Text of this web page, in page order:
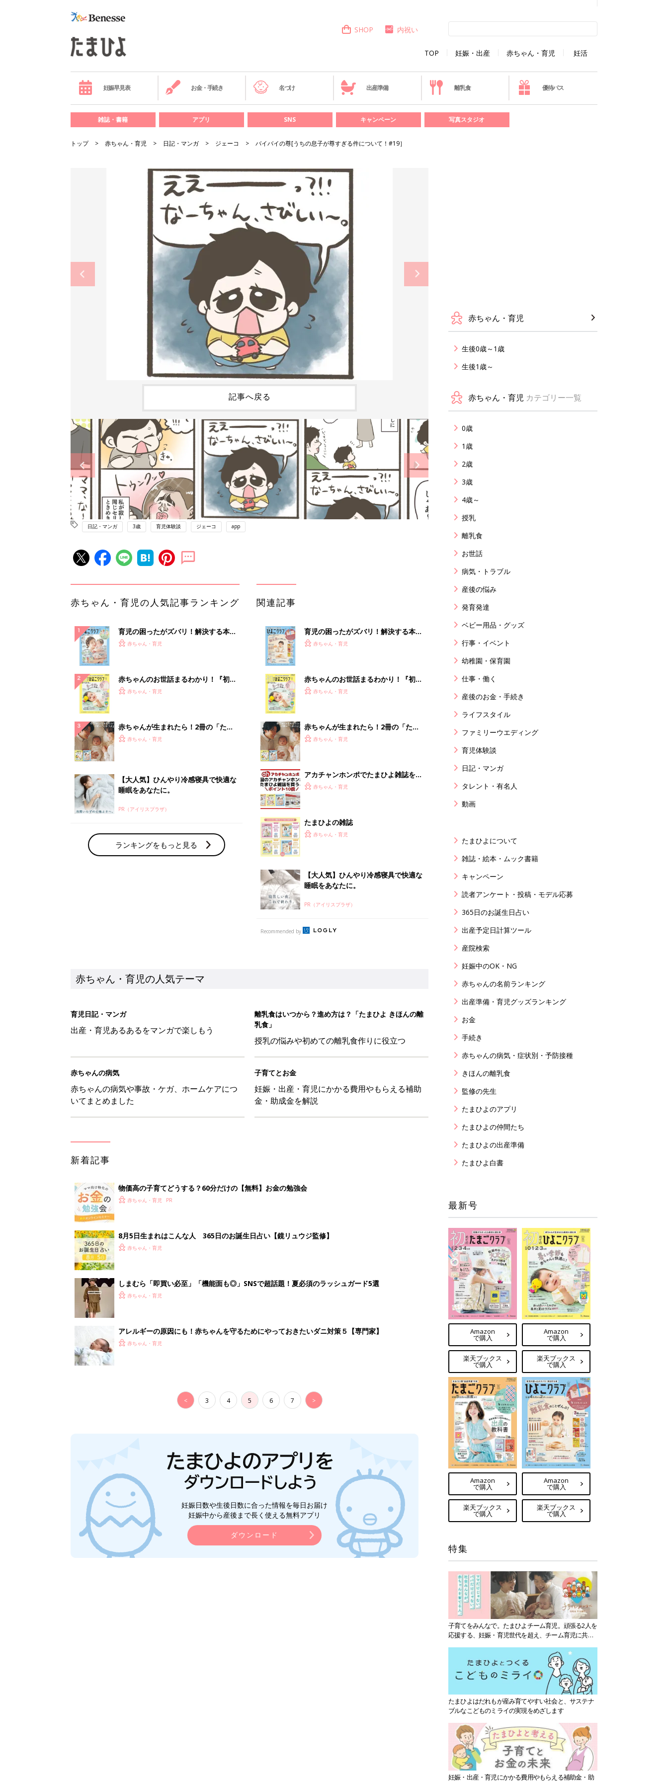
TOP 妊娠・出産 赤ちゃん・育児 妊活
SHOP 内祝い
妊娠早見表 お金・手続き 名づけ 出産準備 離乳食 優待パス
雑誌・書籍 アプリ SNS キャンペーン 写真スタジオ
トップ 赤ちゃん・育児 日記・マンガ ジェーコ バイバイの尊[うちの息子が尊すぎる件について！#19］
記事へ戻る
日記・マンガ 3歳 育児体験談 ジェーコ app
赤ちゃん・育児の人気記事ランキング
育児の困ったがズバリ！解決する本
『ひよこクラブ 夏号』 4カ月～2才
赤ちゃん・育児
赤ちゃんのお世話まるわかり！『初め
てのひよこクラブ 夏号』〈巻頭大特
赤ちゃん・育児
赤ちゃんが生まれたら！2冊の「たま
ひよ」
赤ちゃん・育児
【大人気】ひんやり冷感寝具で快適な
睡眠をあなたに。
PR（アイリスプラザ）
ランキングをもっと見る
関連記事
育児の困ったがズバリ！解決する本
『ひよこクラブ 秋号』 4カ月～2才
赤ちゃん・育児
赤ちゃんのお世話まるわかり！『初め
てのひよこクラブ 夏号』〈巻頭大特
赤ちゃん・育児
赤ちゃんが生まれたら！2冊の「たま
ひよ」
赤ちゃん・育児
アカチャンホンポでたまひよ雑誌を買
うとポイント10倍【期間限定】
赤ちゃん・育児
たまひよの雑誌
赤ちゃん・育児
【大人気】ひんやり冷感寝具で快適な
睡眠をあなたに。
PR（アイリスプラザ）
Recommended by
赤ちゃん・育児の人気テーマ
育児日記・マンガ
出産・育児あるあるをマンガで楽しもう
離乳食はいつから？進め方は？「たまひよ きほんの離
乳食」
授乳の悩みや初めての離乳食作りに役立つ
赤ちゃんの病気
赤ちゃんの病気や事故・ケガ、ホームケアにつ
いてまとめました
子育てとお金
妊娠・出産・育児にかかる費用やもらえる補助
金・助成金を解説
新着記事
物価高の子育てどうする？60分だけの【無料】お金の勉強会
赤ちゃん・育児
8月5日生まれはこんな人 365日のお誕生日占い【鏡リュウジ監修】
赤ちゃん・育児
しまむら「即買い必至」「機能面も◎」SNSで超話題！夏必須のラッシュガード5選
赤ちゃん・育児
アレルギーの原因にも！赤ちゃんを守るためにやっておきたいダニ対策５【専門家】
赤ちゃん・育児
< 3 4 5 6 7 >
妊娠日数や生後日数に合った情報を毎日お届け
妊娠中から産後まで長く使える無料アプリ
ダウンロード
赤ちゃん・育児
生後0歳～1歳
生後1歳～
赤ちゃん・育児 カテゴリー一覧
0歳
1歳
2歳
3歳
4歳～
授乳
離乳食
お世話
病気・トラブル
産後の悩み
発育発達
ベビー用品・グッズ
行事・イベント
幼稚園・保育園
仕事・働く
産後のお金・手続き
ライフスタイル
ファミリーウエディング
育児体験談
日記・マンガ
タレント・有名人
動画
たまひよについて
雑誌・絵本・ムック書籍
キャンペーン
読者アンケート・投稿・モデル応募
365日のお誕生日占い
出産予定日計算ツール
産院検索
妊娠中のOK・NG
赤ちゃんの名前ランキング
出産準備・育児グッズランキング
お金
手続き
赤ちゃんの病気・症状別・予防接種
きほんの離乳食
監修の先生
たまひよのアプリ
たまひよの仲間たち
たまひよの出産準備
たまひよ白書
最新号
Amazon
で購入
楽天ブックス
で購入
Amazon
で購入
楽天ブックス
で購入
Amazon
で購入
楽天ブックス
で購入
Amazon
で購入
楽天ブックス
で購入
特集
子育てをみんなで。たまひよチーム育児。頑張る2人を
応援する、妊娠・育児世代を超え、チーム育児に共感
たまひよはだれもが産み育てやすい社会と、サステナ
ブルなこどものミライの実現をめざします
妊娠・出産・育児にかかる費用やもらえる補助金・助